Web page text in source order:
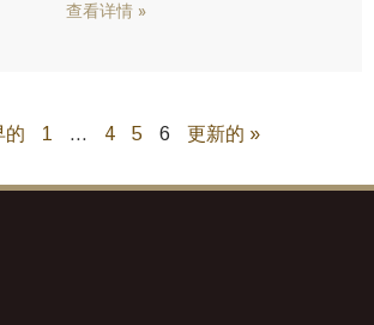
查看详情 »
的 1 … 4 5 6 更新的 »